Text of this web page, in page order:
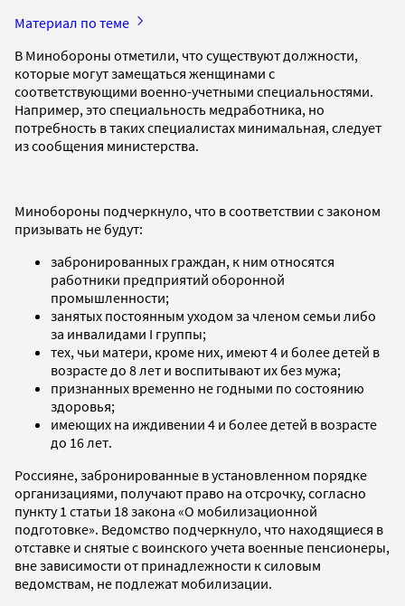
Материал по теме
В Минобороны отметили, что существуют должности,
которые могут замещаться женщинами с
соответствующими военно-учетными специальностями.
Например, это специальность медработника, но
потребность в таких специалистах минимальная, следует
из сообщения министерства.
Минобороны подчеркнуло, что в соответствии с законом
призывать не будут:
забронированных граждан, к ним относятся
работники предприятий оборонной
промышленности;
занятых постоянным уходом за членом семьи либо
за инвалидами I группы;
тех, чьи матери, кроме них, имеют 4 и более детей в
возрасте до 8 лет и воспитывают их без мужа;
признанных временно не годными по состоянию
здоровья;
имеющих на иждивении 4 и более детей в возрасте
до 16 лет.
Россияне, забронированные в установленном порядке
организациями, получают право на отсрочку, согласно
пункту 1 статьи 18 закона «О мобилизационной
подготовке». Ведомство подчеркнуло, что находящиеся в
отставке и снятые с воинского учета военные пенсионеры,
вне зависимости от принадлежности к силовым
ведомствам, не подлежат мобилизации.